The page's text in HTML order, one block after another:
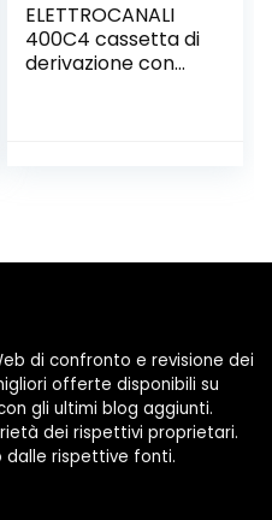
ELETTROCANALI
400C4 cassetta di
derivazione con
di confronto e revisione dei
offerte disponibili su
gli ultimi blog aggiunti.
dei rispettivi proprietari.
rispettive fonti.